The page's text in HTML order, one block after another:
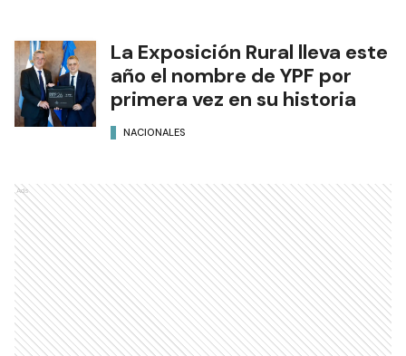
La Exposición Rural lleva este
año el nombre de YPF por
primera vez en su historia
NACIONALES
Ads